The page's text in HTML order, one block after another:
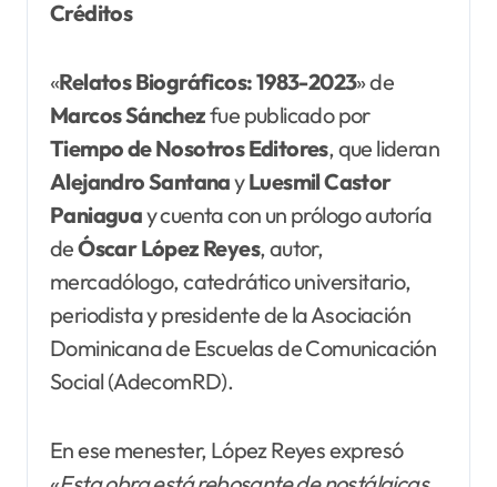
Créditos
«Relatos Biográficos: 1983-2023» de
Marcos Sánchezfue publicado por
Tiempo de Nosotros Editores, que lideran
Alejandro SantanayLuesmilCastor
Paniaguay cuenta con un prólogo autoría
deÓscar López Reyes, autor,
mercadólogo, catedrático universitario,
periodista y presidente de la Asociación
Dominicana de Escuelas de Comunicación
Social (AdecomRD).
En ese menester, López Reyes expresó